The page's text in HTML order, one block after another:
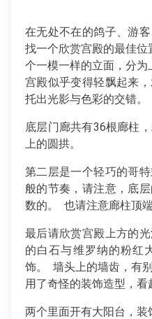
在无处不在的鸽子、游
找一个欣赏宫殿的最佳
个一模一样的立面，分为
宫殿似乎变得轻飘起来
托出光影与色彩的交错。
底层门廊共有36根廊柱
上的圆拱。
第二层是一个轻巧的哥
般的节奏，请注意，底
数的。 也请注意廊柱顶
最后请欣赏宫殿上方的
的白石与维罗纳的粉红
饰。 墙头上的墙齿，有
用了奇怪的装饰造型，看
两个里面开有大阳台，